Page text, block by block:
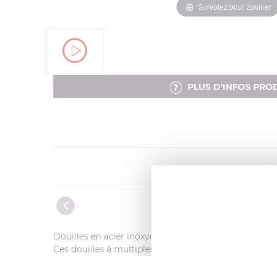
Survolez pour zoomer
PLUS D'INFOS
Douilles en acier inoxydable, sans soudure et
Ces douilles à multiples ouvertures permettent de